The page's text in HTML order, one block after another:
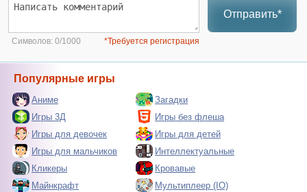
Отправить*
Символов: 0/1000 *Требуется регистрация
Популярные игры
Аниме
Загадки
Игры 3Д
Игры без флеша
Игры для девочек
Игры для детей
Игры для мальчиков
Интеллектуальные
Кликеры
Кровавые
Майнкрафт
Мультиплеер (IO)